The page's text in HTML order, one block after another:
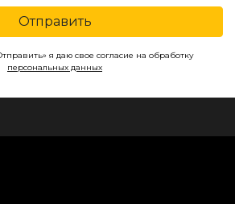
Отправить
я даю свое согласие на обработку
персональных данных